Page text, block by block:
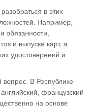
в этих
Например,
обязанности,
и выпуске карт, а
удостоверений и
В Республике
французский
на основе